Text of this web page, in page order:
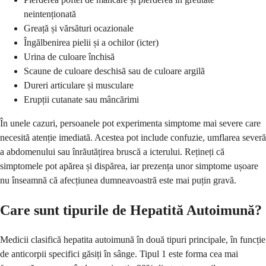
neintenționată
Greață și vărsături ocazionale
Îngălbenirea pielii și a ochilor (icter)
Urina de culoare închisă
Scaune de culoare deschisă sau de culoare argilă
Dureri articulare și musculare
Erupții cutanate sau mâncărimi
În unele cazuri, persoanele pot experimenta simptome mai severe care
necesită atenție imediată. Acestea pot include confuzie, umflarea severă
a abdomenului sau înrăutățirea bruscă a icterului. Rețineți că
simptomele pot apărea și dispărea, iar prezența unor simptome ușoare
nu înseamnă că afecțiunea dumneavoastră este mai puțin gravă.
Care sunt tipurile de Hepatită Autoimună?
Medicii clasifică hepatita autoimună în două tipuri principale, în funcție
de anticorpii specifici găsiți în sânge. Tipul 1 este forma cea mai